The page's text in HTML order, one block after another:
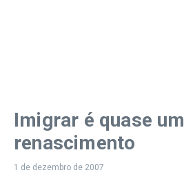
Imigrar é quase um
renascimento
1 de dezembro de 2007